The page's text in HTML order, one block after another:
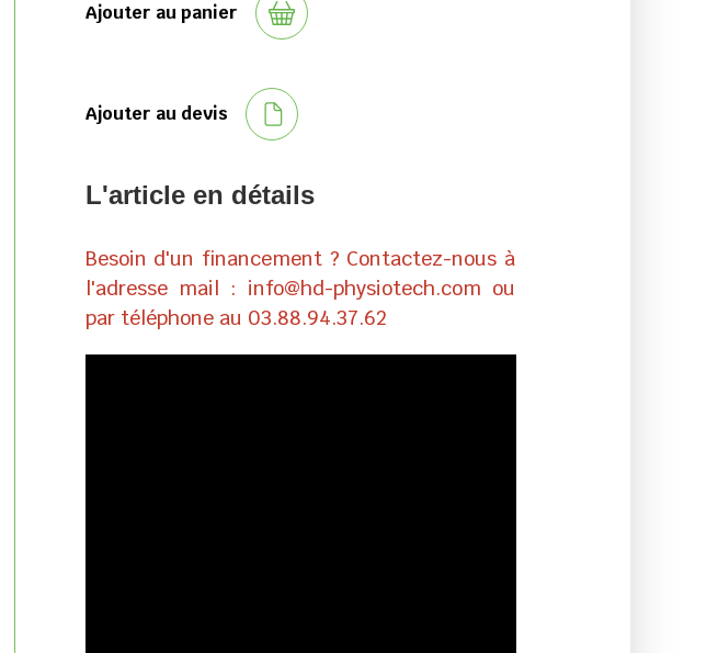
Ajouter au panier
Ajouter au devis
L'article en détails
Besoin d'un financement ? Contactez-nous à
l'adresse mail : info@hd-physiotech.com ou
par téléphone au 03.88.94.37.62